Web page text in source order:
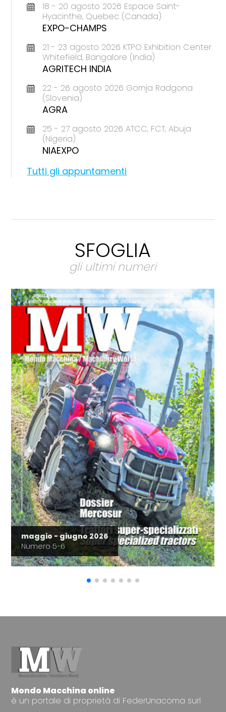
18 - 20 agosto 2026 Espace Saint-
Hyacinthe, Quebec (Canada)
EXPO-CHAMPS
21 - 23 agosto 2026 KTPO Exhibition Center
Whitefield, Bangalore (India)
AGRITECH INDIA
22 - 26 agosto 2026 Gornja Radgona
(Slovenia)
AGRA
25 - 27 agosto 2026 ATCC, FCT, Abuja
(Nigeria)
NIAEXPO
Tutti gli appuntamenti
SFOGLIA
gli ultimi numeri
maggio - giugno 2026
Numero 5-6
Mondo Macchina online
è un portale di proprietà di FederUnacoma surl